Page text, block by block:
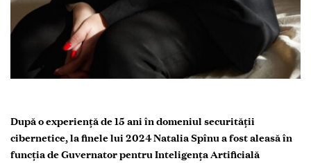
După o experiență de 15 ani în domeniul securității
cibernetice, la finele lui 2024 Natalia Spînu a fost aleasă în
funcția de Guvernator pentru Inteligența Artificială